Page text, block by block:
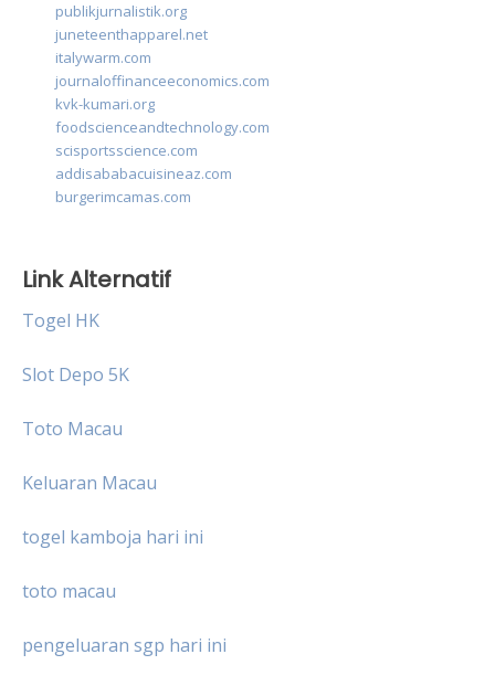
publikjurnalistik.org
juneteenthapparel.net
italywarm.com
journaloffinanceeconomics.com
kvk-kumari.org
foodscienceandtechnology.com
scisportsscience.com
addisababacuisineaz.com
burgerimcamas.com
Link Alternatif
Togel HK
Slot Depo 5K
Toto Macau
Keluaran Macau
togel kamboja hari ini
toto macau
pengeluaran sgp hari ini